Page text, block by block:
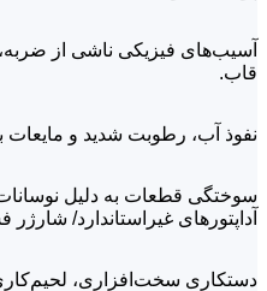
آسیب‌های فیزیکی ناشی از
قاب.
نفوذ آب، رطوبت شدید و مایعات
سوختگی قطعات به دلیل
آداپتورهای غیراستاندارد/
دستکاری سخت‌افزاری،